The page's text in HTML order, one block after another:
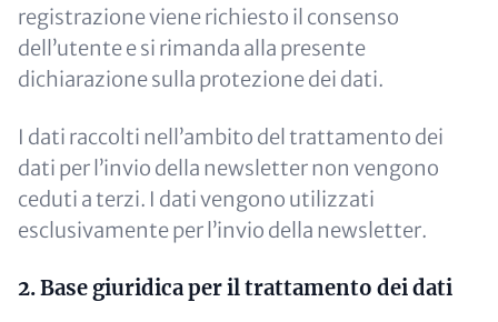
registrazione viene richiesto il consenso
dell’utente e si rimanda alla presente
dichiarazione sulla protezione dei dati.
I dati raccolti nell’ambito del trattamento dei
dati per l’invio della newsletter non vengono
ceduti a terzi. I dati vengono utilizzati
esclusivamente per l’invio della newsletter.
2. Base giuridica per il trattamento dei dati